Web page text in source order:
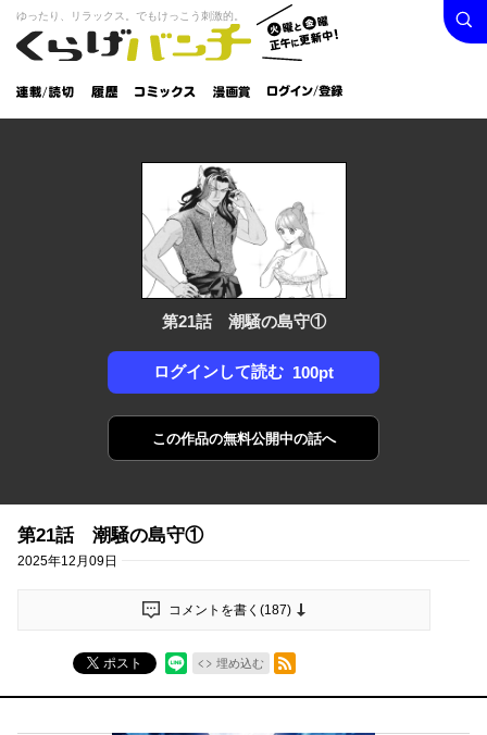
くらげバンチ
火曜と
金曜正
午に更
新中！
ゆったり、リラックス。でもけっこう刺激的。
連載/読
切
履
歴
コミック
漫画
賞
ログイン /
登録
検索
第21話 潮騒の島守①
ログインして読む 100pt
この作品の無料公開中の話へ
第21話 潮騒の島守①
2025年12月09日
コメントを書く(187)
ポスト 埋め込む
RSSフィード